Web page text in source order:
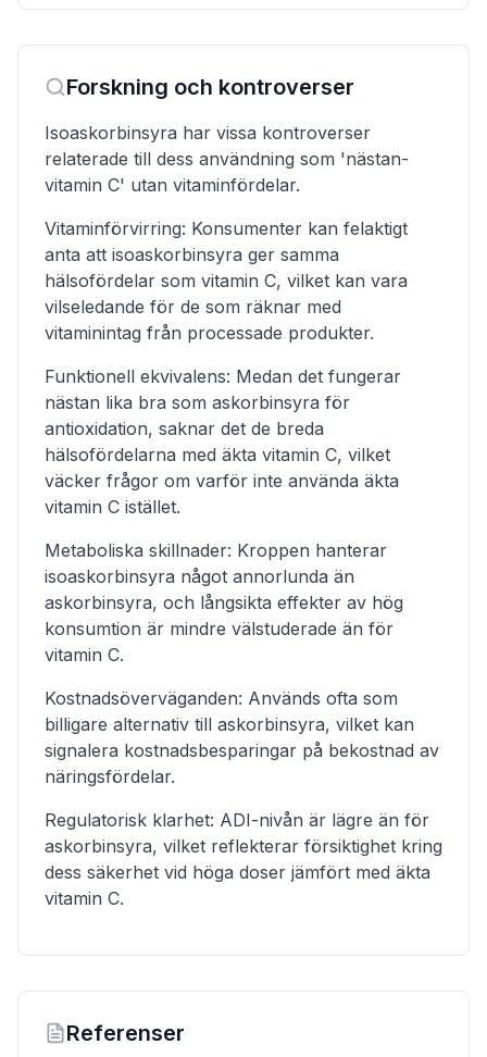
Forskning och kontroverser
Isoaskorbinsyra har vissa kontroverser
relaterade till dess användning som 'nästan-
vitamin C' utan vitaminfördelar.
Vitaminförvirring: Konsumenter kan felaktigt
anta att isoaskorbinsyra ger samma
hälsofördelar som vitamin C, vilket kan vara
vilseledande för de som räknar med
vitaminintag från processade produkter.
Funktionell ekvivalens: Medan det fungerar
nästan lika bra som askorbinsyra för
antioxidation, saknar det de breda
hälsofördelarna med äkta vitamin C, vilket
väcker frågor om varför inte använda äkta
vitamin C istället.
Metaboliska skillnader: Kroppen hanterar
isoaskorbinsyra något annorlunda än
askorbinsyra, och långsikta effekter av hög
konsumtion är mindre välstuderade än för
vitamin C.
Kostnadsöverväganden: Används ofta som
billigare alternativ till askorbinsyra, vilket kan
signalera kostnadsbesparingar på bekostnad av
näringsfördelar.
Regulatorisk klarhet: ADI-nivån är lägre än för
askorbinsyra, vilket reflekterar försiktighet kring
dess säkerhet vid höga doser jämfört med äkta
vitamin C.
Referenser